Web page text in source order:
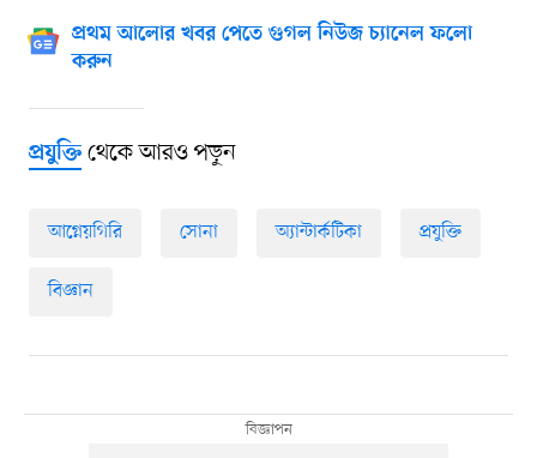
প্রথম আলোর খবর পেতে গুগল নিউজ চ্যানেল ফলো
করুন
প্রযুক্তিথেকে আরও পড়ুন
আগ্নেয়গিরি সোনা অ্যান্টার্কটিকা প্রযুক্তি
বিজ্ঞান